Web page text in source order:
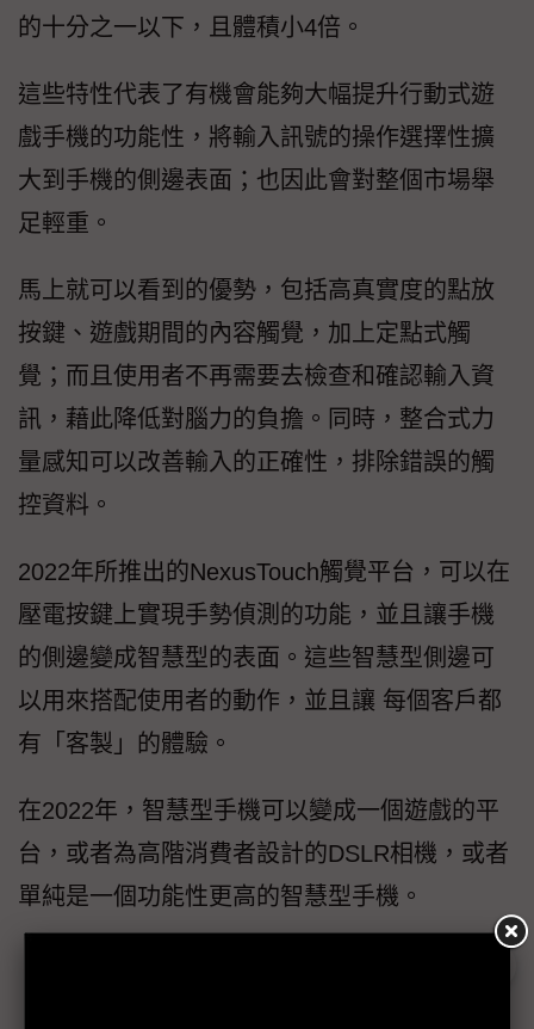
的十分之一以下，且體積小4倍。
這些特性代表了有機會能夠大幅提升行動式遊
戲手機的功能性，將輸入訊號的操作選擇性擴
大到手機的側邊表面；也因此會對整個市場舉
足輕重。
馬上就可以看到的優勢，包括高真實度的點放
按鍵、遊戲期間的內容觸覺，加上定點式觸
覺；而且使用者不再需要去檢查和確認輸入資
訊，藉此降低對腦力的負擔。同時，整合式力
量感知可以改善輸入的正確性，排除錯誤的觸
控資料。
2022年所推出的NexusTouch觸覺平台，可以在
壓電按鍵上實現手勢偵測的功能，並且讓手機
的側邊變成智慧型的表面。這些智慧型側邊可
以用來搭配使用者的動作，並且讓 每個客戶都
有「客製」的體驗。
在2022年，智慧型手機可以變成一個遊戲的平
台，或者為高階消費者設計的DSLR相機，或者
單純是一個功能性更高的智慧型手機。